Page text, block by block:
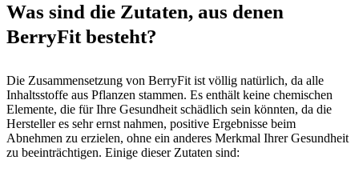
Was sind die Zutaten, aus denen
BerryFit besteht?
Die Zusammensetzung von BerryFit ist völlig natürlich, da alle
Inhaltsstoffe aus Pflanzen stammen. Es enthält keine chemischen
Elemente, die für Ihre Gesundheit schädlich sein könnten, da die
Hersteller es sehr ernst nahmen, positive Ergebnisse beim
Abnehmen zu erzielen, ohne ein anderes Merkmal Ihrer Gesundheit
zu beeinträchtigen. Einige dieser Zutaten sind: